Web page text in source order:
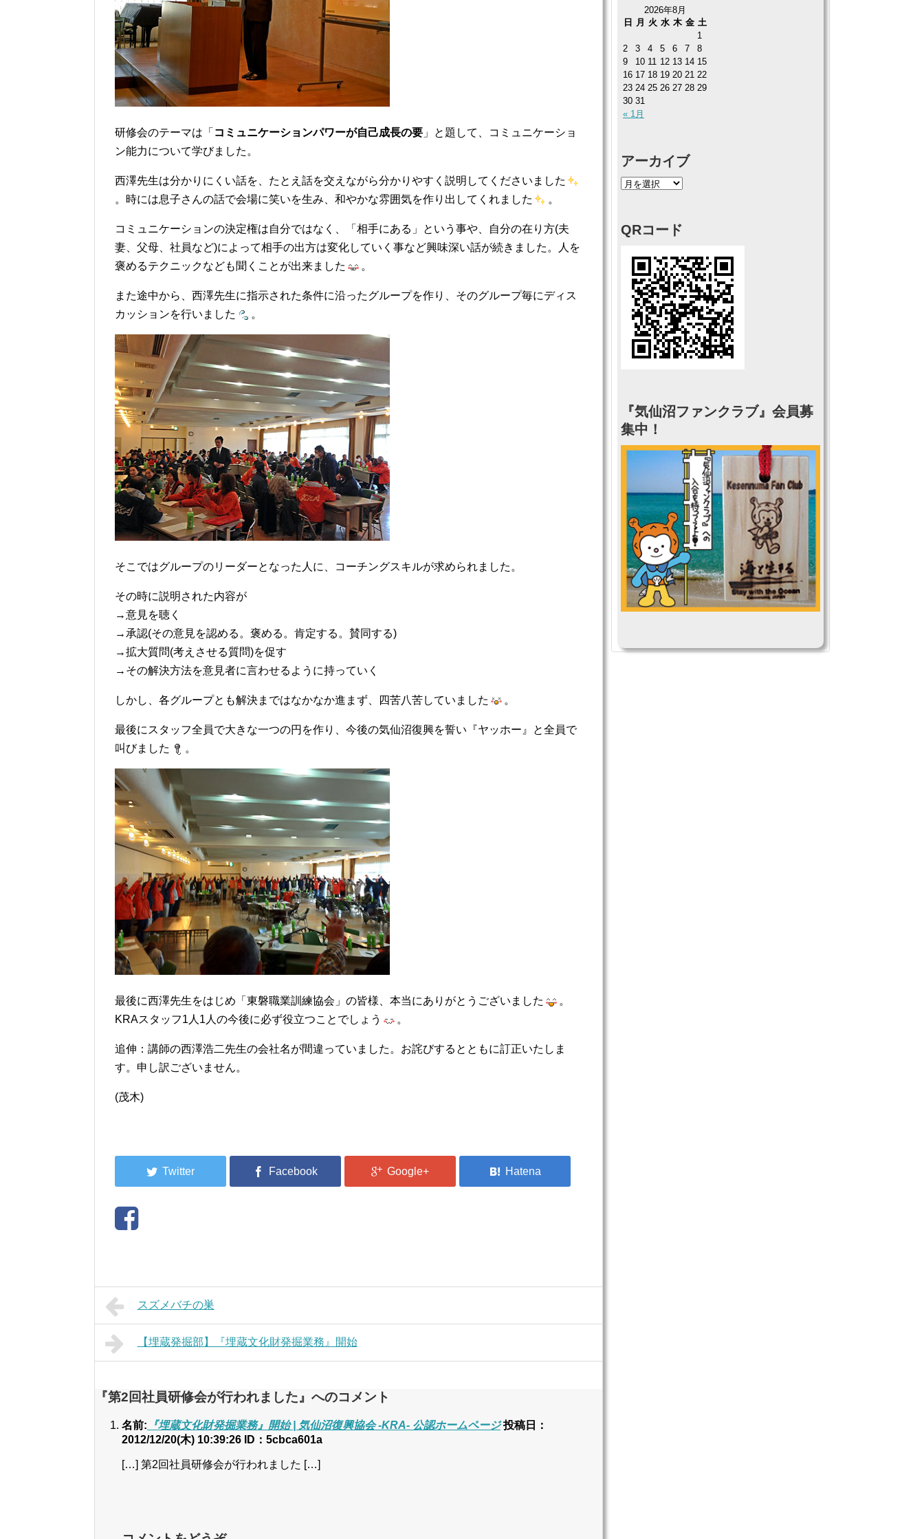
研修会のテーマは「 コミュニケーションパワーが自己成長の要 」と題して、コミュニケーショ
ン能力について学びました。
西澤先生は分かりにくい話を、たとえ話を交えながら分かりやすく説明してくださいました
。時には息子さんの話で会場に笑いを生み、和やかな雰囲気を作り出してくれました
。
コミュニケーションの決定権は自分ではなく、「相手にある」という事や、自分の在り方(夫
妻、父母、社員など)によって相手の出方は変化していく事など興味深い話が続きました。人を
褒めるテクニックなども聞くことが出来ました
。
また途中から、西澤先生に指示された条件に沿ったグループを作り、そのグループ毎にディス
カッションを行いました
。
そこではグループのリーダーとなった人に、コーチングスキルが求められました。
その時に説明された内容が
→意見を聴く
→承認(その意見を認める。褒める。肯定する。賛同する)
→拡大質問(考えさせる質問)を促す
→その解決方法を意見者に言わせるように持っていく
しかし、各グループとも解決まではなかなか進まず、四苦八苦していました 。
最後にスタッフ全員で大きな一つの円を作り、今後の気仙沼復興を誓い『ヤッホー』と全員で
叫びました
。
最後に西澤先生をはじめ「東磐職業訓練協会」の皆様、本当にありがとうございました
。
KRAスタッフ1人1人の今後に必ず役立つことでしょう
。
追伸：講師の西澤浩二先生の会社名が間違っていました。お詫びするとともに訂正いたしま
す。申し訳ございません。
(茂木)
スズメバチの巣
【埋蔵発掘部】『埋蔵文化財発掘業務』開始
『第2回社員研修会が行われました』へのコメント
名前: 『埋蔵文化財発掘業務』開始 | 気仙沼復興協会 -KRA- 公認ホームページ 投稿日：
2012/12/20(木) 10:39:26
ID：5cbca601a
[…] 第2回社員研修会が行われました […]
2026年8月
日
月 火 水 木 金 土
« 1月
1
2
3 4 5 6 7
8
9
10 11 12 13 14 15
16 17 18 19 20 21 22
23 24 25 26 27 28 29
30 31
アーカイブ
QRコード
『気仙沼ファンクラブ』会員募
集中！